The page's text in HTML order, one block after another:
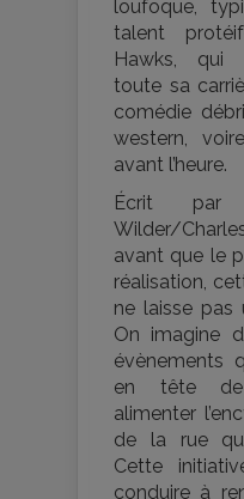
loufoque,
talent
Hawks, qui
toute sa
comédie
western,
avant l’heure.
Écrit
Wilder/
avant que le
réalisation,
ne laisse pas
On imagine
évènements
en tête de
alimenter
de la rue qui
Cette
conduire à